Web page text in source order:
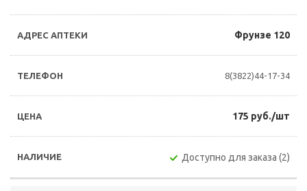
Фрунзе 120
8(3822)44-17-34
175 руб./шт
Доступно для заказа (2)